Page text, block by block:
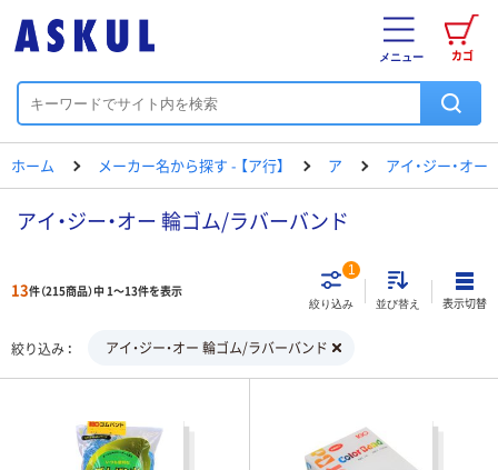
カゴ
メニュー
ホーム メーカー名から探す - 【ア行】 ア アイ・ジー・オー
アイ・ジー・オー 輪ゴム/ラバーバンド
13件（215商品）中 1～13件を表示
絞り込み
1
並び替え 表示切替
絞り込み アイ・ジー・オー 輪ゴム/ラバーバンド